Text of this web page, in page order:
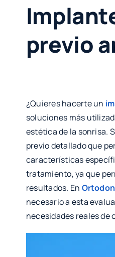
previo
¿Quieres hacerte un
soluciones más
estética de la sonrisa.
previo detallado que
características
tratamiento, ya que
resultados. En
necesario a esta
necesidades reales de